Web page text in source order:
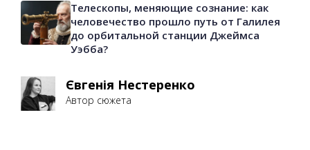
Телескопы, меняющие сознание: как
человечество прошло путь от Галилея
до орбитальной станции Джеймса
Уэбба?
Євгенія Нестеренко
Автор сюжета